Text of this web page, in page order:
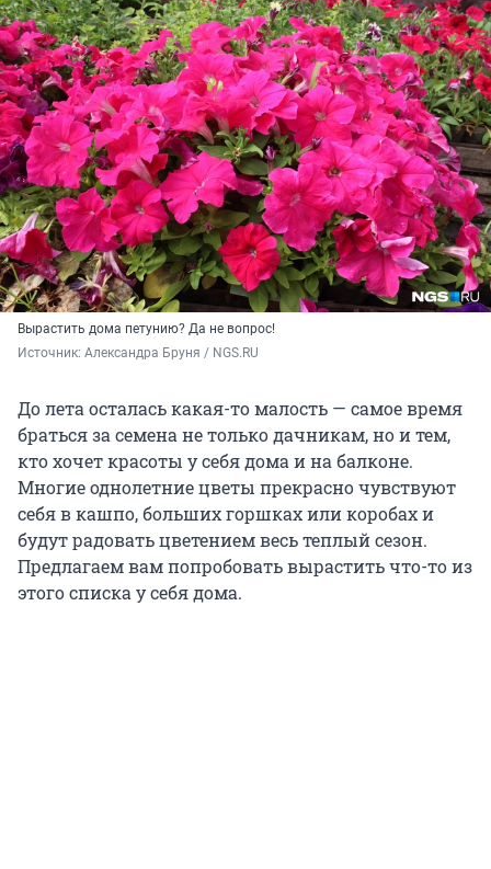
Вырастить дома петунию? Да не вопрос!
Источник: Александра Бруня / NGS.RU
До лета осталась какая-то малость — самое время
браться за семена не только дачникам, но и тем,
кто хочет красоты у себя дома и на балконе.
Многие однолетние цветы прекрасно чувствуют
себя в кашпо, больших горшках или коробах и
будут радовать цветением весь теплый сезон.
Предлагаем вам попробовать вырастить что-то из
этого списка у себя дома.